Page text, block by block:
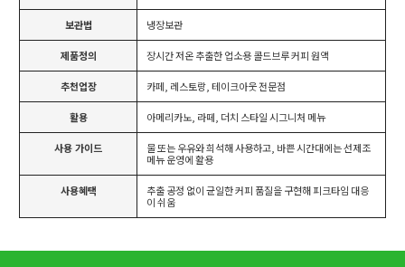
보관법 냉장보관
제품정의 장시간 저온 추출한 업소용 콜드브루 커피 원액
추천업장 카페, 레스토랑, 테이크아웃 전문점
활용 아메리카노, 라떼, 더치 스타일 시그니처 메뉴
사용 가이드
물 또는 우유와 희석해 사용하고, 바쁜 시간대에는 선제조
메뉴 운영에 활용
사용혜택
추출 공정 없이 균일한 커피 품질을 구현해 피크타임 대응
이 쉬움